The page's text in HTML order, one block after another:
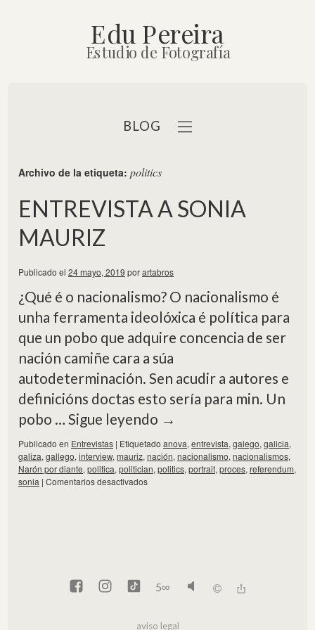
Edu Pereira
Estudio de Fotografía
BLOG
Archivo de la etiqueta: politics
ENTREVISTA A SONIA
MAURIZ
Publicado el 24 mayo, 2019 porartabros
¿Qué é o nacionalismo? O nacionalismo é
unha ferramenta ideolóxica é política para
que un pobo que adquire concencia de ser
nación camiñe cara a súa
autodeterminación. Sen acudir a autores e
definicións doctas esto sería para min. Un
pobo … Sigue leyendo →
Publicado en Entrevistas | Etiquetado anova, entrevista, galego, galicia,
galiza, gallego, interview, mauriz, nación, nacionalismo, nacionalismos,
Narón por diante, politica, politician, politics, portrait, proces, referendum,
sonia | Comentarios desactivados
5∞
aviso legal